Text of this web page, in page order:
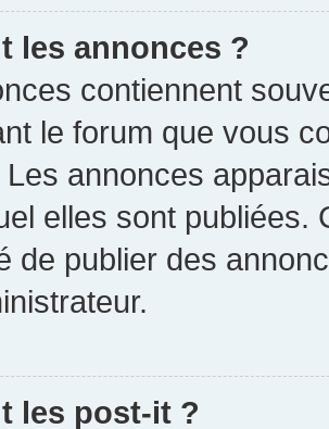
les annonces ?
contiennent
le forum que vous
Les annonces
elles sont publiées.
de publier des
les post-it ?